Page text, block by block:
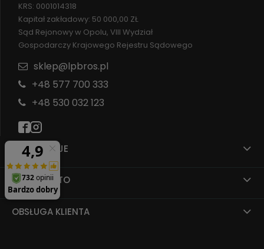
INFORMACJE
MOJE KONTO
OBSŁUGA KLIENTA
KRS: 0001014318
Kapitał zakładowy: 50 000,00 ZŁ
Sąd Rejonowy w Opolu, VIII Wydział
Gospodarczy Krajowego Rejestru Sądowego
sklep@lpbros.pl
+48 577 700 333
+48 530 032 123